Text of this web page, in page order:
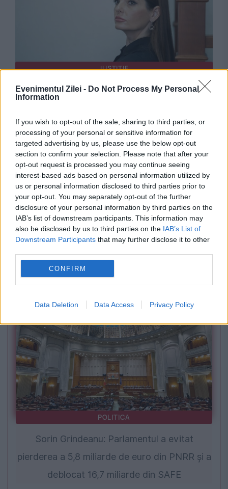
Evenimentul Zilei - Do Not Process My Personal
Information
If you wish to opt-out of the sale, sharing to third parties, or
processing of your personal or sensitive information for
targeted advertising by us, please use the below opt-out
section to confirm your selection. Please note that after your
opt-out request is processed you may continue seeing
interest-based ads based on personal information utilized by
us or personal information disclosed to third parties prior to
your opt-out. You may separately opt-out of the further
disclosure of your personal information by third parties on the
IAB’s list of downstream participants. This information may
also be disclosed by us to third parties on the IAB’s List of
Downstream Participants that may further disclose it to other
CONFIRM
Data Deletion Data Access Privacy Policy
JUSTITIE
Fosta başcană a Găgăuziei, Evghenia Guţul, a
SOCIAL
Criza din penitenciare. ANP anunță măsuri la
Giurgiu după protestele angajaților și promite
POLITICA
Sorin Grindeanu: Parlamentul a evitat
pierderea a 5,8 miliarde de euro din PNRR și a
deblocat 16,7 miliarde din SAFE